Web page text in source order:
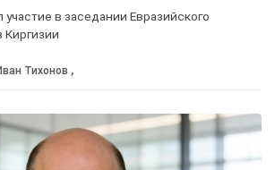
в заседании Евразийского
Тихонов ,